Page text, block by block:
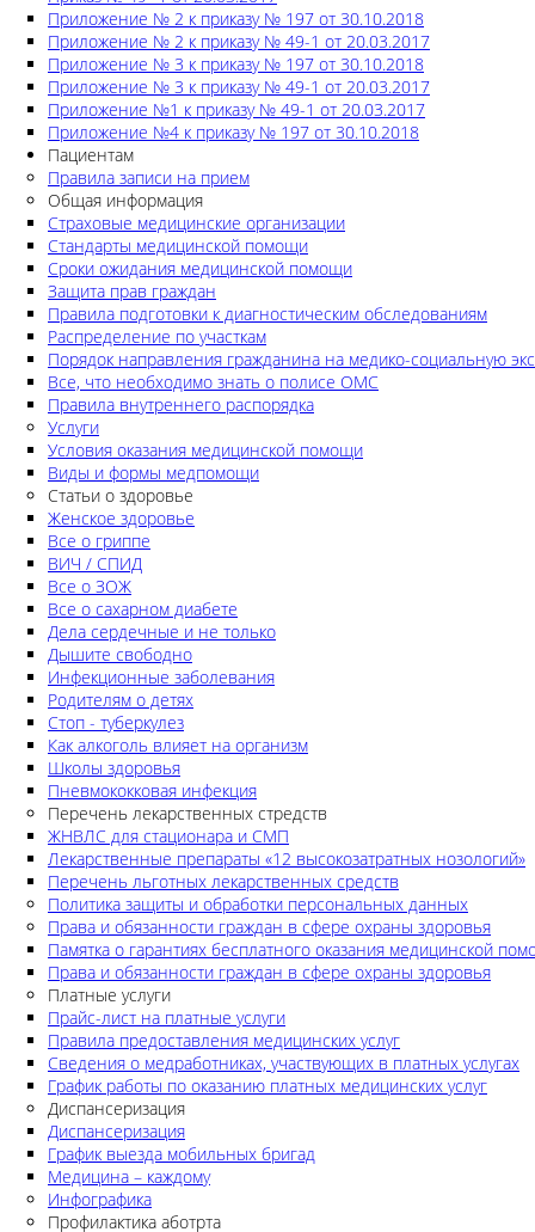
Приложение № 2 к приказу № 197 от 30.10.2018
Приложение № 2 к приказу № 49-1 от 20.03.2017
Приложение № 3 к приказу № 197 от 30.10.2018
Приложение № 3 к приказу № 49-1 от 20.03.2017
Приложение №1 к приказу № 49-1 от 20.03.2017
Приложение №4 к приказу № 197 от 30.10.2018
Пациентам
Правила записи на прием
Общая информация
Страховые медицинские организации
Стандарты медицинской помощи
Сроки ожидания медицинской помощи
Защита прав граждан
Правила подготовки к диагностическим обследованиям
Распределение по участкам
Порядок направления гражданина на медико-социальную
Все, что необходимо знать о полисе ОМС
Правила внутреннего распорядка
Услуги
Условия оказания медицинской помощи
Виды и формы медпомощи
Статьи о здоровье
Женское здоровье
Все о гриппе
ВИЧ / СПИД
Все о ЗОЖ
Все о сахарном диабете
Дела сердечные и не только
Дышите свободно
Инфекционные заболевания
Родителям о детях
Стоп - туберкулез
Как алкоголь влияет на организм
Школы здоровья
Пневмококковая инфекция
Перечень лекарственных стредств
ЖНВЛС для стационара и СМП
Лекарственные препараты «12 высокозатратных нозологий»
Перечень льготных лекарственных средств
Политика защиты и обработки персональных данных
Права и обязанности граждан в сфере охраны здоровья
Памятка о гарантиях бесплатного оказания медицинской
Права и обязанности граждан в сфере охраны здоровья
Платные услуги
Прайс-лист на платные услуги
Правила предоставления медицинских услуг
Сведения о медработниках, участвующих в платных услугах
График работы по оказанию платных медицинских услуг
Диспансеризация
Диспансеризация
График выезда мобильных бригад
Медицина – каждому
Инфографика
Профилактика аботрта